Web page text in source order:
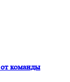
команды